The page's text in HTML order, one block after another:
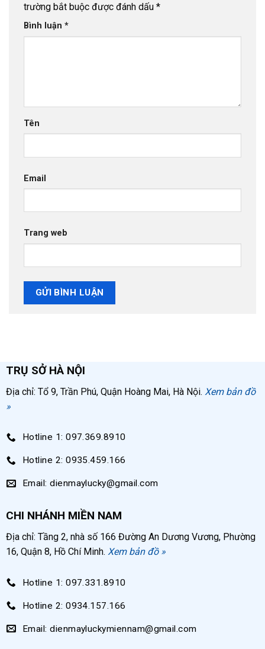
trường bắt buộc được đánh dấu *
Bình luận *
Tên
Email
Trang web
TRỤ SỞ HÀ NỘI
Địa chỉ: Tổ 9, Trần Phú, Quận Hoàng Mai, Hà Nội. Xem bản đồ
»
Hotline 1: 097.369.8910
Hotline 2: 0935.459.166
Email: dienmaylucky@gmail.com
CHI NHÁNH MIỀN NAM
Địa chỉ: Tầng 2, nhà số 166 Đường An Dương Vương, Phường
16, Quận 8, Hồ Chí Minh. Xem bản đồ »
Hotline 1: 097.331.8910
Hotline 2: 0934.157.166
Email: dienmayluckymiennam@gmail.com